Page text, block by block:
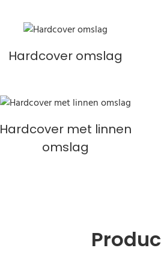
Hardcover omslag
Hardcover met linnen
omslag